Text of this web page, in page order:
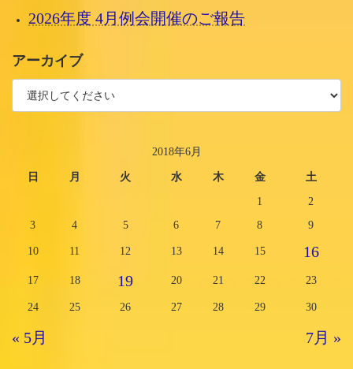
2026年度 4月例会開催のご報告
アーカイブ
2018年6月
日 月 火 水 木 金 土
1
2
3
4 5 6 7 8 9
10 11 12 13 14 15 16
17 18 19 20 21 22 23
24 25 26 27 28 29 30
« 5月 7月 »